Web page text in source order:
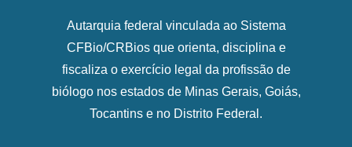
Autarquia federal vinculada ao Sistema
CFBio/CRBios que orienta, disciplina e
fiscaliza o exercício legal da profissão de
biólogo nos estados de Minas Gerais, Goiás,
Tocantins e no Distrito Federal.